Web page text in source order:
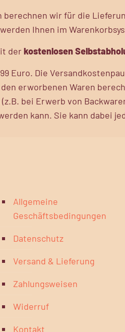
berechnen wir für die
Ihnen im
derkostenlosen
Euro. Die
erworbenen Waren
bei Erwerb von
kann. Sie kann dabei
Allgemeine
Geschäftsbedingungen
Datenschutz
Versand & Lieferung
Zahlungsweisen
Widerruf
Kontakt